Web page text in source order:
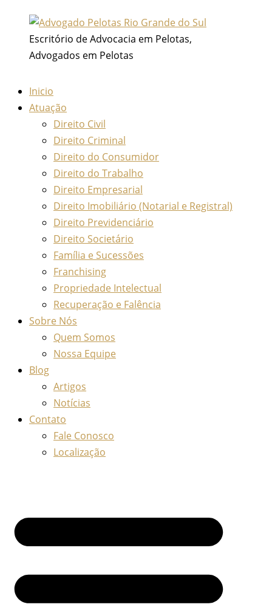
conteúdo
Escritório de Advocacia em Pelotas,
Advogados em Pelotas
Inicio
Atuação
Direito Civil
Direito Criminal
Direito do Consumidor
Direito do Trabalho
Direito Empresarial
Direito Imobiliário (Notarial e Registral)
Direito Previdenciário
Direito Societário
Família e Sucessões
Franchising
Propriedade Intelectual
Recuperação e Falência
Sobre Nós
Quem Somos
Nossa Equipe
Blog
Artigos
Notícias
Contato
Fale Conosco
Localização